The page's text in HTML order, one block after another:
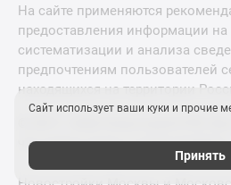
На сайте применяются
предоставления информации на
систематизации и анализа
предпочтениям пользователей
находящихся на территории
что нужно знать о новостройках
Сайт использует ваши куки и прочие
Принять